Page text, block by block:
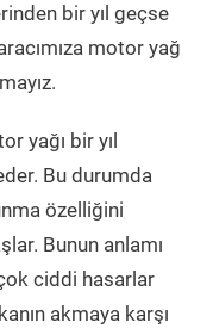
bir yıl geçse
motor yağ
yağı bir yıl
Bu durumda
özelliğini
Bunun anlamı
ciddi hasarlar
akmaya karşı